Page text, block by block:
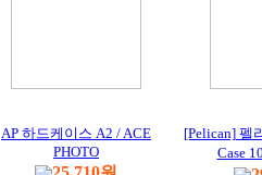
AP 하드케이스 A2 / ACE
PHOTO
[Pelican] 펠
Case